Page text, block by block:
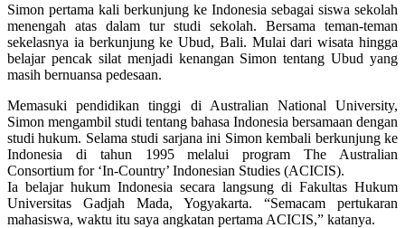
Simon pertama kali berkunjung ke Indonesia sebagai siswa sekolah
menengah atas dalam tur studi sekolah. Bersama teman-teman
sekelasnya ia berkunjung ke Ubud, Bali. Mulai dari wisata hingga
belajar pencak silat menjadi kenangan Simon tentang Ubud yang
masih bernuansa pedesaan.
Memasuki pendidikan tinggi di Australian National University,
Simon mengambil studi tentang bahasa Indonesia bersamaan dengan
studi hukum. Selama studi sarjana ini Simon kembali berkunjung ke
Indonesia di tahun 1995 melalui program The Australian
Consortium for ‘In-Country’ Indonesian Studies (ACICIS).
Ia belajar hukum Indonesia secara langsung di Fakultas Hukum
Universitas Gadjah Mada, Yogyakarta. “Semacam pertukaran
mahasiswa, waktu itu saya angkatan pertama ACICIS,” katanya.